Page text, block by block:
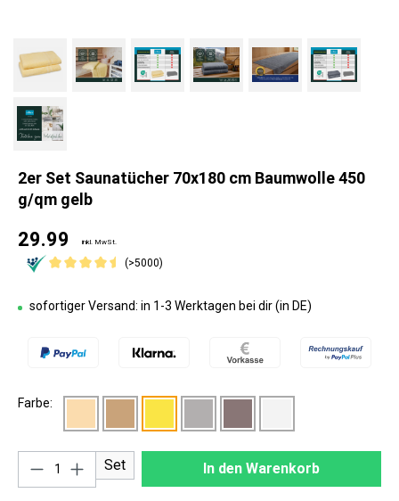
2er Set Saunatücher 70x180 cm Baumwolle 450
g/qm gelb
29.99 inkl. MwSt.
(>5000)
sofortiger Versand: in 1-3 Werktagen bei dir (in DE)
Farbe:
Produkt Anzahl: Gib den gewünschten
Set In den Warenkorb